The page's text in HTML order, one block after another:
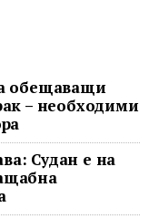
обещаващи
– необходими
Судан е на